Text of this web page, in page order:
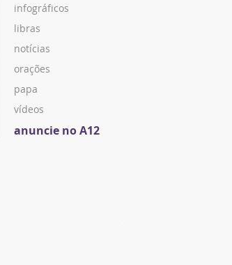
infográficos
libras
notícias
orações
papa
vídeos
anuncie no A12